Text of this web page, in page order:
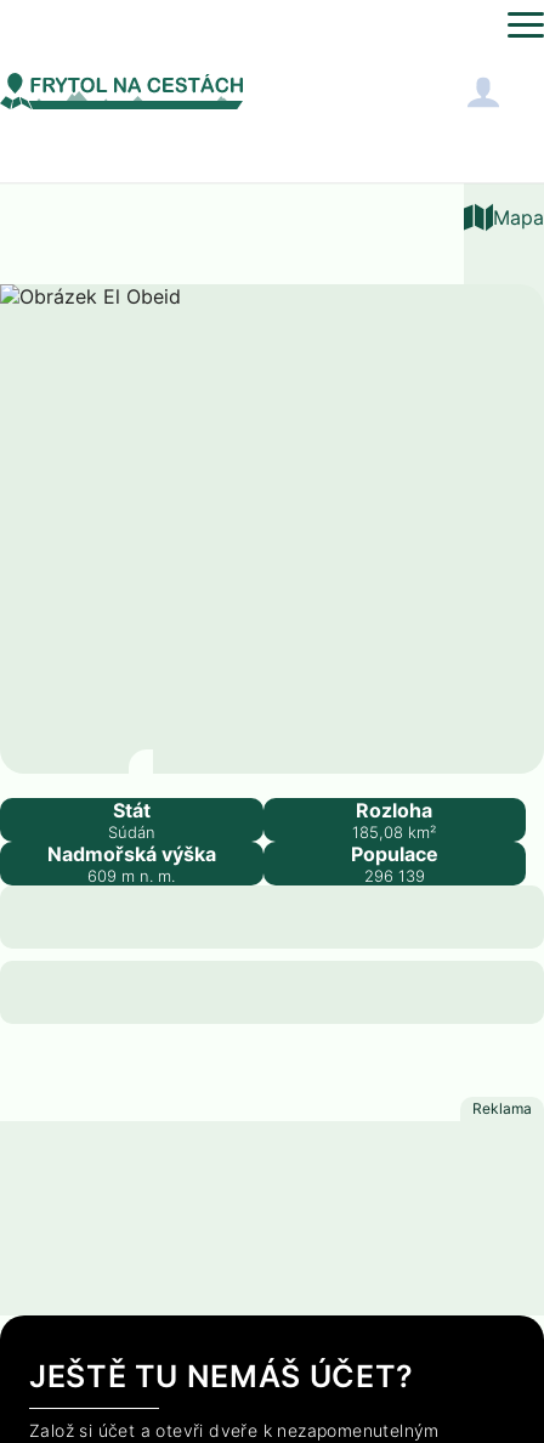
Afrika Súdán El Obeid
Mapa
El Obeid
Stát
Súdán
Rozloha
185,08 km²
Nadmořská výška
609 m n. m.
Populace
296 139
JEŠTĚ TU NEMÁŠ ÚČET?
Založ si účet a otevři dveře k nezapomenutelným